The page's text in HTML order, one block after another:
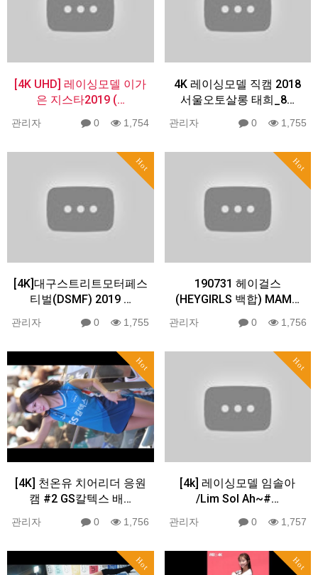
[4K UHD] 레이싱모델 이가
은 지스타2019 (…
관리자 0 1,754
4K 레이싱모델 직캠 2018
서울오토살롱 태희_8…
관리자 0 1,755
Hot
[4K]대구스트리트모터페스
티벌(DSMF) 2019 …
관리자 0 1,755
Hot
190731 헤이걸스
(HEYGIRLS 백합) MAM…
관리자 0 1,756
Hot
[4K] 천온유 치어리더 응원
캠 #2 GS칼텍스 배…
관리자 0 1,756
Hot
[4k] 레이싱모델 임솔아
/Lim Sol Ah~#…
관리자 0 1,757
Hot Hot